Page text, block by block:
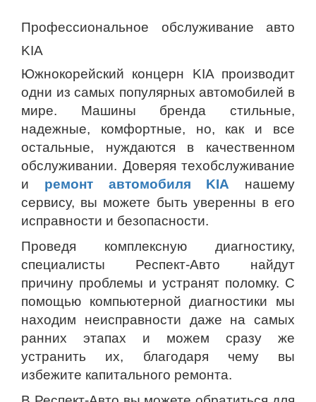
Профессиональное обслуживание авто
KIA
Южнокорейский концерн KIA производит
одни из самых популярных автомобилей в
мире. Машины бренда стильные,
надежные, комфортные, но, как и все
остальные, нуждаются в качественном
обслуживании. Доверяя техобслуживание
и ремонт автомобиля KIA нашему
сервису, вы можете быть уверенны в его
исправности и безопасности.
Проведя комплексную диагностику,
специалисты Респект-Авто найдут
причину проблемы и устранят поломку. С
помощью компьютерной диагностики мы
находим неисправности даже на самых
ранних этапах и можем сразу же
устранить их, благодаря чему вы
избежите капитального ремонта.